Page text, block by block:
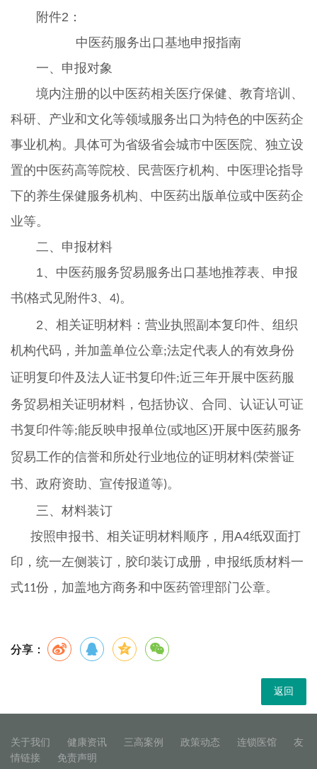
附件2：
中医药服务出口基地申报指南
一、申报对象
境内注册的以中医药相关医疗保健、教育培训、
科研、产业和文化等领域服务出口为特色的中医药企
事业机构。具体可为省级省会城市中医医院、独立设
置的中医药高等院校、民营医疗机构、中医理论指导
下的养生保健服务机构、中医药出版单位或中医药企
业等。
二、申报材料
1、中医药服务贸易服务出口基地推荐表、申报
书(格式见附件3、 4)。
2、相关证明材料：营业执照副本复印件、组织
机构代码，并加盖单位公章;法定代表人的有效身份
证明复印件及法人证书复印件;近三年开展中医药服
务贸易相关证明材料，包括协议、合同、认证认可证
书复印件等;能反映申报单位(或地区 )开展中医药服务
贸易工作的信誉和所处行业地位的证明材料(荣誉证
书、政府资助、宣传报道等)。
三、材料装订
按照申报书、相关证明材料顺序，用A4纸双面打
印，统一左侧装订，胶印装订成册，申报纸质材料一
式11份，加盖地方商务和中医药管理部门公章。
分享：
返回
关于我们 健康资讯 三高案例 政策动态 连锁医馆
友
情链接
免责声明